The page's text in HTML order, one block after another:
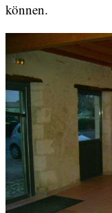
können.